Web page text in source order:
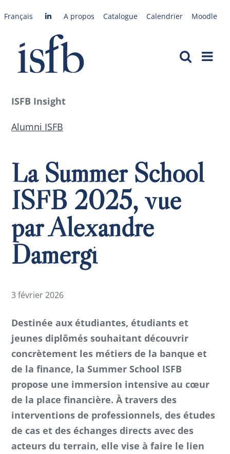
auFrançais A propos Catalogue Calendrier Moodle
ISFB Insight
Alumni ISFB
La Summer School
ISFB 2025, vue
par Alexandre
Damergi
3 février 2026
Destinée aux étudiantes, étudiants et
jeunes diplômés souhaitant découvrir
concrètement les métiers de la banque et
de la finance, la Summer School ISFB
propose une immersion intensive au cœur
de la place financière. À travers des
interventions de professionnels, des études
de cas et des échanges directs avec des
acteurs du terrain, elle vise à faire le lien